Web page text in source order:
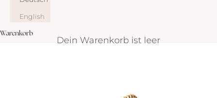
English
Warenkorb
Dein Warenkorb ist leer